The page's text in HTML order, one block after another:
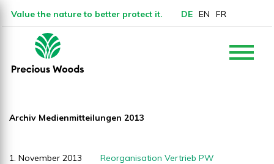
Value the nature to better protect it. DE EN FR
Archiv Medienmitteilungen 2013
1. November 2013
Reorganisation Vertrieb PW